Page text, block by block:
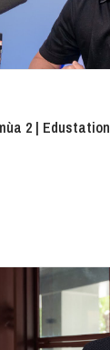
2 | Edustation